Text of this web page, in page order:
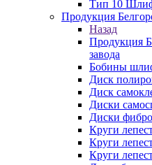
Тип 10
Продукция
Назад
Продукция
завода
Бобины
Диск
Диск
Диски
Диски
Круги
Круги
Круги